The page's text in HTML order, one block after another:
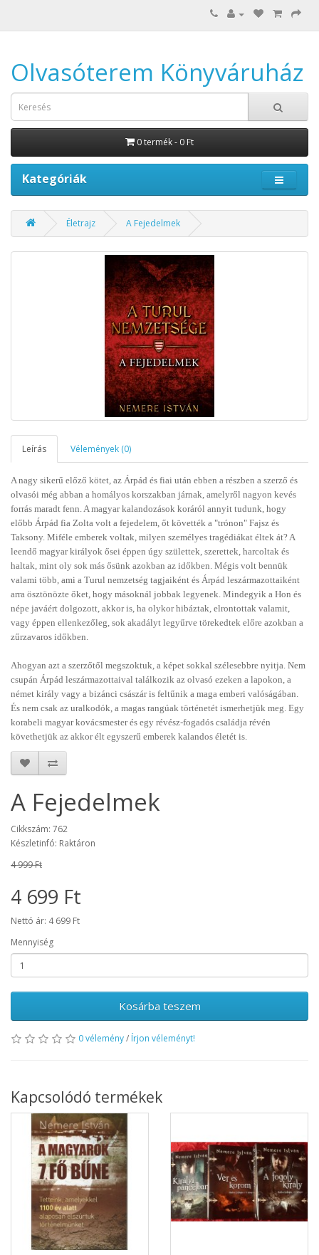
Olvasóterem Könyváruház
0 termék - 0 Ft
Kategóriák
Életrajz A Fejedelmek
Leírás Vélemények (0)
A nagy sikerű előző kötet, az Árpád és fiai után ebben a részben a szerző és
olvasói még abban a homályos korszakban járnak, amelyről nagyon kevés
forrás maradt fenn. A magyar kalandozások koráról annyit tudunk, hogy
előbb Árpád fia Zolta volt a fejedelem, őt követték a "trónon" Fajsz és
Taksony. Miféle emberek voltak, milyen személyes tragédiákat éltek át? A
leendő magyar királyok ősei éppen úgy születtek, szerettek, harcoltak és
haltak, mint oly sok más ősünk azokban az időkben. Mégis volt bennük
valami több, ami a Turul nemzetség tagjaiként és Árpád leszármazottaiként
arra ösztönözte őket, hogy másoknál jobbak legyenek. Mindegyik a Hon és
népe javáért dolgozott, akkor is, ha olykor hibáztak, elrontottak valamit,
vagy éppen ellenkezőleg, sok akadályt legyűrve törekedtek előre azokban a
zűrzavaros időkben.
Ahogyan azt a szerzőtől megszoktuk, a képet sokkal szélesebbre nyitja. Nem
csupán Árpád leszármazottaival találkozik az olvasó ezeken a lapokon, a
német király vagy a bizánci császár is feltűnik a maga emberi valóságában.
És nem csak az uralkodók, a magas rangúak történetét ismerhetjük meg. Egy
korabeli magyar kovácsmester és egy révész-fogadós családja révén
követhetjük az akkor élt egyszerű emberek kalandos életét is.
A Fejedelmek
Cikkszám: 762
Készletinfó: Raktáron
4 999 Ft
4 699 Ft
Nettó ár: 4 699 Ft
Mennyiség
Kosárba teszem
0 vélemény/ Írjon véleményt!
Kapcsolódó termékek